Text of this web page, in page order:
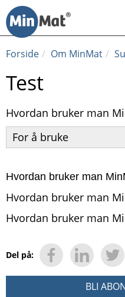
innhold
Forside
Om MinMat
Test
Hvordan bruker man
For å bruke
Hvordan bruker man
Hvordan bruker man
Hvordan bruker man
Del på:
BLI